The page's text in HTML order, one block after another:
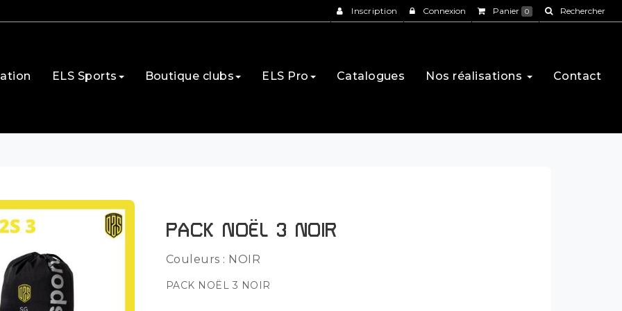
ELS Sports Boutique clubs ELS Pro Catalogues Nos réalisations Contact
PACK NOËL 3 NOIR
Couleurs : NOIR
PACK NOËL 3 NOIR
Inscription Connexion Panier 0 Rechercher